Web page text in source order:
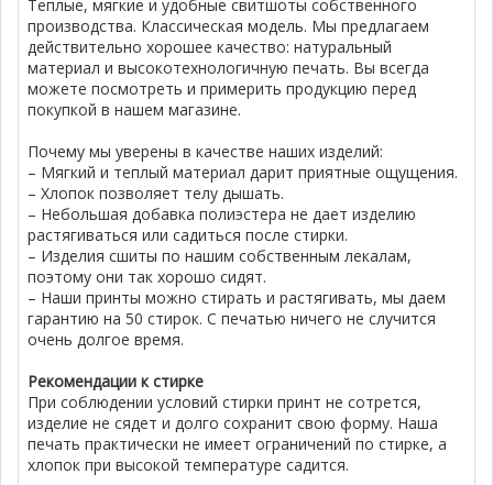
Теплые, мягкие и удобные свитшоты собственного
производства. Классическая модель. Мы предлагаем
действительно хорошее качество: натуральный
материал и высокотехнологичную печать. Вы всегда
можете посмотреть и примерить продукцию перед
покупкой в нашем магазине.
Почему мы уверены в качестве наших изделий:
– Мягкий и теплый материал дарит приятные ощущения.
– Хлопок позволяет телу дышать.
– Небольшая добавка полиэстера не дает изделию
растягиваться или садиться после стирки.
– Изделия сшиты по нашим собственным лекалам,
поэтому они так хорошо сидят.
– Наши принты можно стирать и растягивать, мы даем
гарантию на 50 стирок. С печатью ничего не случится
очень долгое время.
Рекомендации к стирке
При соблюдении условий стирки принт не сотрется,
изделие не сядет и долго сохранит свою форму. Наша
печать практически не имеет ограничений по стирке, а
хлопок при высокой температуре садится.